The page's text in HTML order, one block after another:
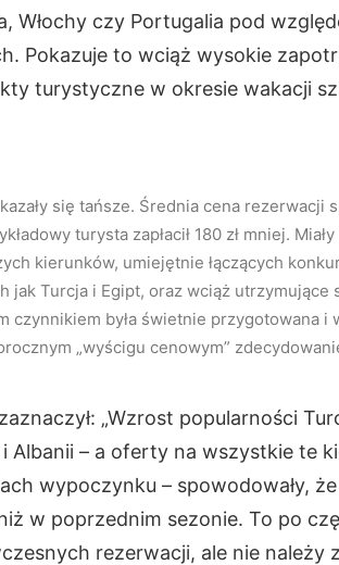
Włochy czy Portugalia pod
Pokazuje to wciąż wysokie
turystyczne w okresie wakacji
się tańsze. Średnia cena rezerwacji
turysta zapłacił 180 zł mniej.
kierunków, umiejętnie łączących
jak Turcja i Egipt, oraz wciąż utrzymujące
czynnikiem była świetnie przygotowana i
„wyścigu cenowym”
zaznaczył: „Wzrost popularności
Albanii – a oferty na wszystkie te
wypoczynku – spowodowały,
w poprzednim sezonie. To po
rezerwacji, ale nie należy